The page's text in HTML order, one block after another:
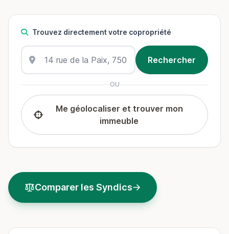
Trouvez directement votre copropriété
OU
Me géolocaliser et trouver mon
immeuble
Comparer les Syndics